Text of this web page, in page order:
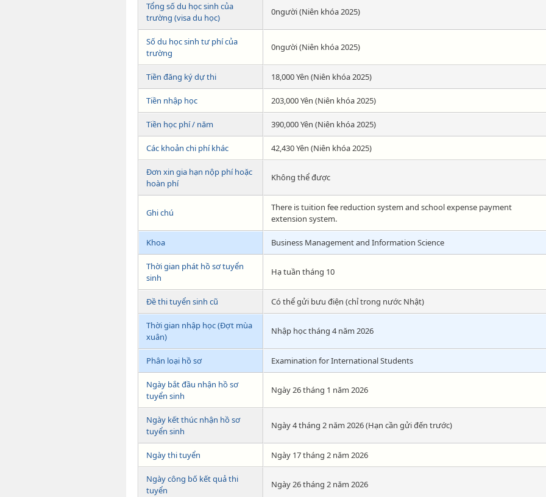
Tổng số du học sinh của
trường (visa du học)
0người (Niên khóa 2025)
Số du học sinh tư phí của
trường
0người (Niên khóa 2025)
Tiền đăng ký dự thi 18,000 Yên (Niên khóa 2025)
Tiền nhập học 203,000 Yên (Niên khóa 2025)
Tiền học phí / năm 390,000 Yên (Niên khóa 2025)
Các khoản chi phí khác 42,430 Yên (Niên khóa 2025)
Đơn xin gia hạn nộp phí hoặc
hoàn phí
Không thể được
Ghi chú
There is tuition fee reduction system and school expense payment
extension system.
Khoa Business Management and Information Science
Thời gian phát hồ sơ tuyển
sinh
Hạ tuần tháng 10
Đề thi tuyển sinh cũ Có thể gửi bưu điện (chỉ trong nước Nhật)
Thời gian nhập học (Đợt mùa
xuân)
Nhập học tháng 4 năm 2026
Phân loại hồ sơ Examination for International Students
Ngày bắt đầu nhận hồ sơ
tuyển sinh
Ngày 26 tháng 1 năm 2026
Ngày kết thúc nhận hồ sơ
tuyển sinh
Ngày 4 tháng 2 năm 2026 (Hạn cần gửi đến trước)
Ngày thi tuyển Ngày 17 tháng 2 năm 2026
Ngày công bố kết quả thi
tuyển
Ngày 26 tháng 2 năm 2026